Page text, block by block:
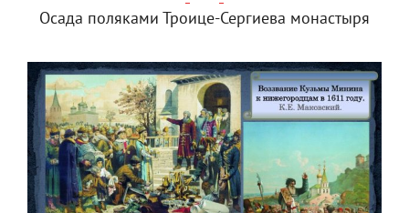
Осада поляками Троице-Сергиева монастыря